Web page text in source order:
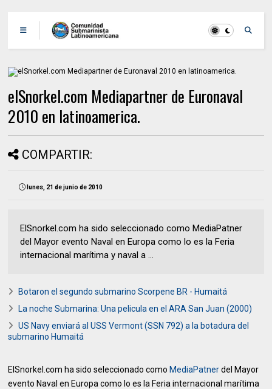
elSnorkel.com Mediapartner de Euronaval
2010 en latinoamerica.
COMPARTIR:
lunes, 21 de junio de 2010
ElSnorkel.com ha sido seleccionado como MediaPatner
del Mayor evento Naval en Europa como lo es la Feria
internacional marítima y naval a ...
Botaron el segundo submarino Scorpene BR - Humaitá
La noche Submarina: Una pelicula en el ARA San Juan (2000)
US Navy enviará al USS Vermont (SSN 792) a la botadura del
submarino Humaitá
ElSnorkel.com ha sido seleccionado como MediaPatnerdel Mayor
evento Naval en Europa como lo es la Feria internacional marítima